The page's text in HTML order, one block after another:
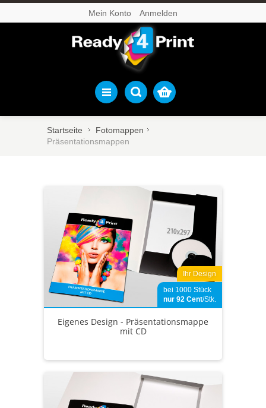
Mein Konto Anmelden
Startseite
Fotomappen
Präsentationsmappen
Ihr Design
bei 1000 Stück
nur 92 Cent/Stk.
Eigenes Design - Präsentationsmappe
mit CD